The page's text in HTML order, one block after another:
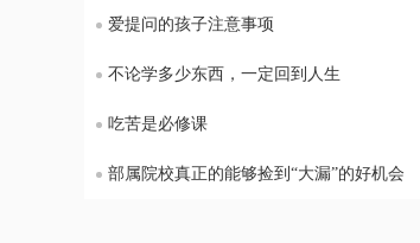
爱提问的孩子注意事项
不论学多少东西，一定回到人生
吃苦是必修课
部属院校真正的能够捡到“大漏”的好机会